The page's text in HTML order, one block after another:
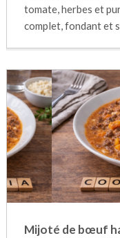
tomate, herbes et
complet, fondant et
Mijoté de bœuf